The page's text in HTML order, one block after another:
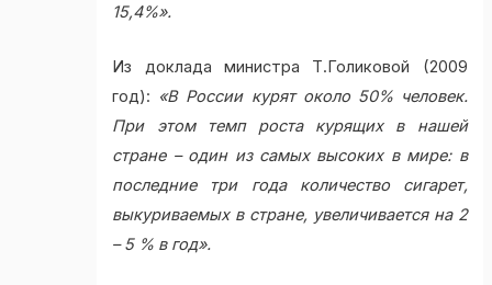
15,4%».
Из доклада министра Т.Голиковой (2009
год): «В России курят около 50% человек.
При этом темп роста курящих в нашей
стране – один из самых высоких в мире: в
последние три года количество сигарет,
выкуриваемых в стране, увеличивается на 2
– 5 % в год».